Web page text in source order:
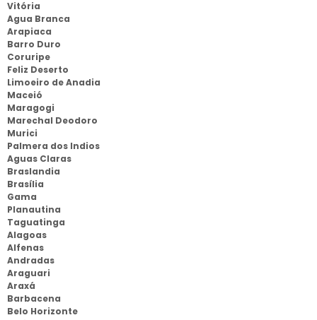
Vitória
Agua Branca
Arapiaca
Barro Duro
Coruripe
Feliz Deserto
Limoeiro de Anadia
Maceió
Maragogi
Marechal Deodoro
Murici
Palmera dos Indios
Aguas Claras
Braslandia
Brasília
Gama
Planautina
Taguatinga
Alagoas
Alfenas
Andradas
Araguari
Araxá
Barbacena
Belo Horizonte